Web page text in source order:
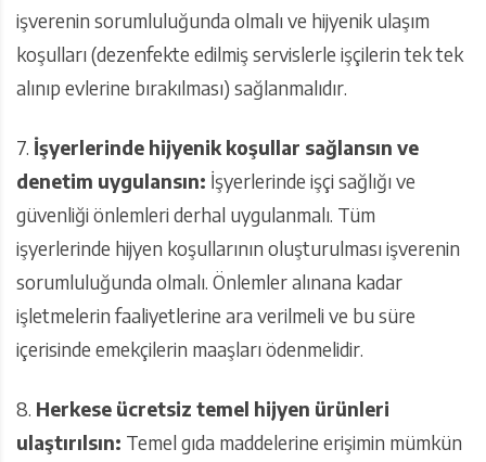
işverenin sorumluluğunda olmalı ve hijyenik ulaşım
koşulları (dezenfekte edilmiş servislerle işçilerin tek tek
alınıp evlerine bırakılması) sağlanmalıdır.
7. İşyerlerinde hijyenik koşullar sağlansın ve
denetim uygulansın: İşyerlerinde işçi sağlığı ve
güvenliği önlemleri derhal uygulanmalı. Tüm
işyerlerinde hijyen koşullarının oluşturulması işverenin
sorumluluğunda olmalı. Önlemler alınana kadar
işletmelerin faaliyetlerine ara verilmeli ve bu süre
içerisinde emekçilerin maaşları ödenmelidir.
8. Herkese ücretsiz temel hijyen ürünleri
ulaştırılsın: Temel gıda maddelerine erişimin mümkün